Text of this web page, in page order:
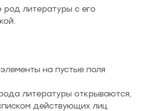
род литературы с его
на пустые поля
литературы открываются,
действующих лиц